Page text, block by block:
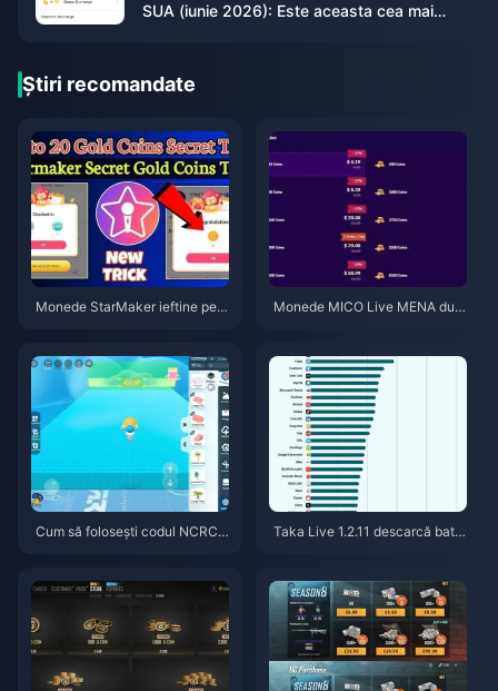
SUA (iunie 2026): Este aceasta cea mai
Știri recomandate
Monede StarMaker ieftine pent
Monede MICO Live MENA dup
Cum să folosești codul NCRCK
Taka Live 1.2.11 descarcă bater